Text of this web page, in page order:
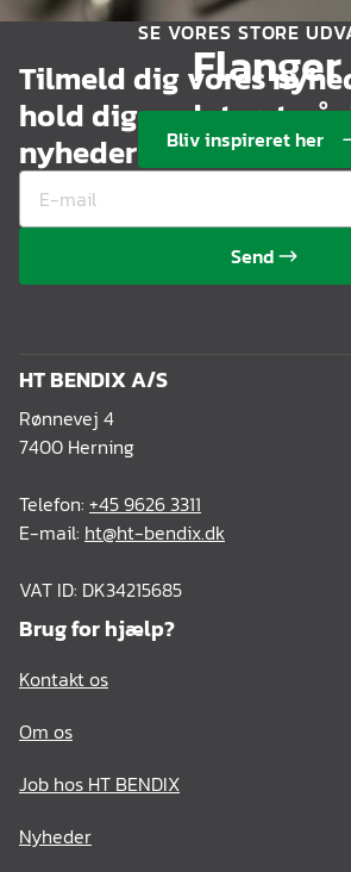
SE VORES STORE
Flanger
Bliv inspireret her
Tilmeld dig vores
hold dig opdateret på
nyheder
Send
HT BENDIX A/S
Rønnevej 4
7400 Herning
Telefon: +45 9626 3311
E-mail: ht@ht-bendix.dk
VAT ID: DK34215685
Brug for hjælp?
Kontakt os
Om os
Job hos HT BENDIX
Nyheder